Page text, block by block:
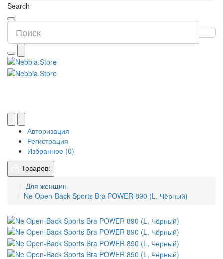
Search
Авторизация
Регистрация
Избранное (0)
Товаров:
Для женщин
Ne Open-Back Sports Bra POWER 890 (L, Чёрный)